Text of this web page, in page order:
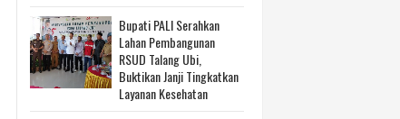
Bupati PALI Serahkan
Lahan Pembangunan
RSUD Talang Ubi,
Buktikan Janji Tingkatkan
Layanan Kesehatan